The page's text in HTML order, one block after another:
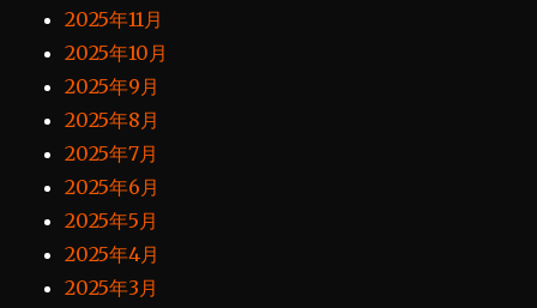
2025年11月
2025年10月
2025年9月
2025年8月
2025年7月
2025年6月
2025年5月
2025年4月
2025年3月